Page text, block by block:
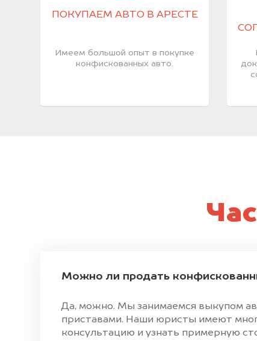
ПОКУПАЕМ АВТО В АРЕСТЕ
Имеем большой опыт в покупке
конфискованных авто.
Можно ли продать
Да, можно. Мы занимаемся выкупом
приставами. Наши юристы имеют
консультацию и узнать примерную